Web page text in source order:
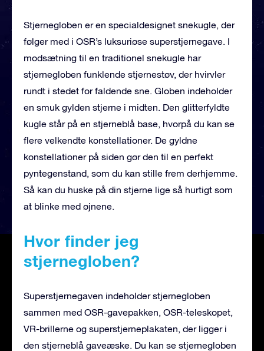
Stjernegloben er en specialdesignet snekugle, der
følger med i OSR’s luksuriøse superstjernegave. I
modsætning til en traditionel snekugle har
stjernegloben funklende stjernestøv, der hvirvler
rundt i stedet for faldende sne. Globen indeholder
en smuk gylden stjerne i midten. Den glitterfyldte
kugle står på en stjerneblå base, hvorpå du kan se
flere velkendte konstellationer. De gyldne
konstellationer på siden gør den til en perfekt
pyntegenstand, som du kan stille frem derhjemme.
Så kan du huske på din stjerne lige så hurtigt som
at blinke med øjnene.
Hvor finder jeg
stjernegloben?
Superstjernegaven indeholder stjernegloben
sammen med OSR-gavepakken, OSR-teleskopet,
VR-brillerne og superstjerneplakaten, der ligger i
den stjerneblå gaveæske. Du kan se stjernegloben